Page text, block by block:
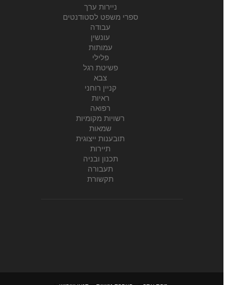
ניירות ערך
ספרי משפט לסטודנטים
עבודה
עונשין
עמותות
פלילי
פשיטת רגל
צבא
קניין רוחני
ראיות
רפואה
רשויות מקומיות
שמאות
תובענות ייצוגית
תיירות
תכנון ובניה
תעבורה
תקשורת